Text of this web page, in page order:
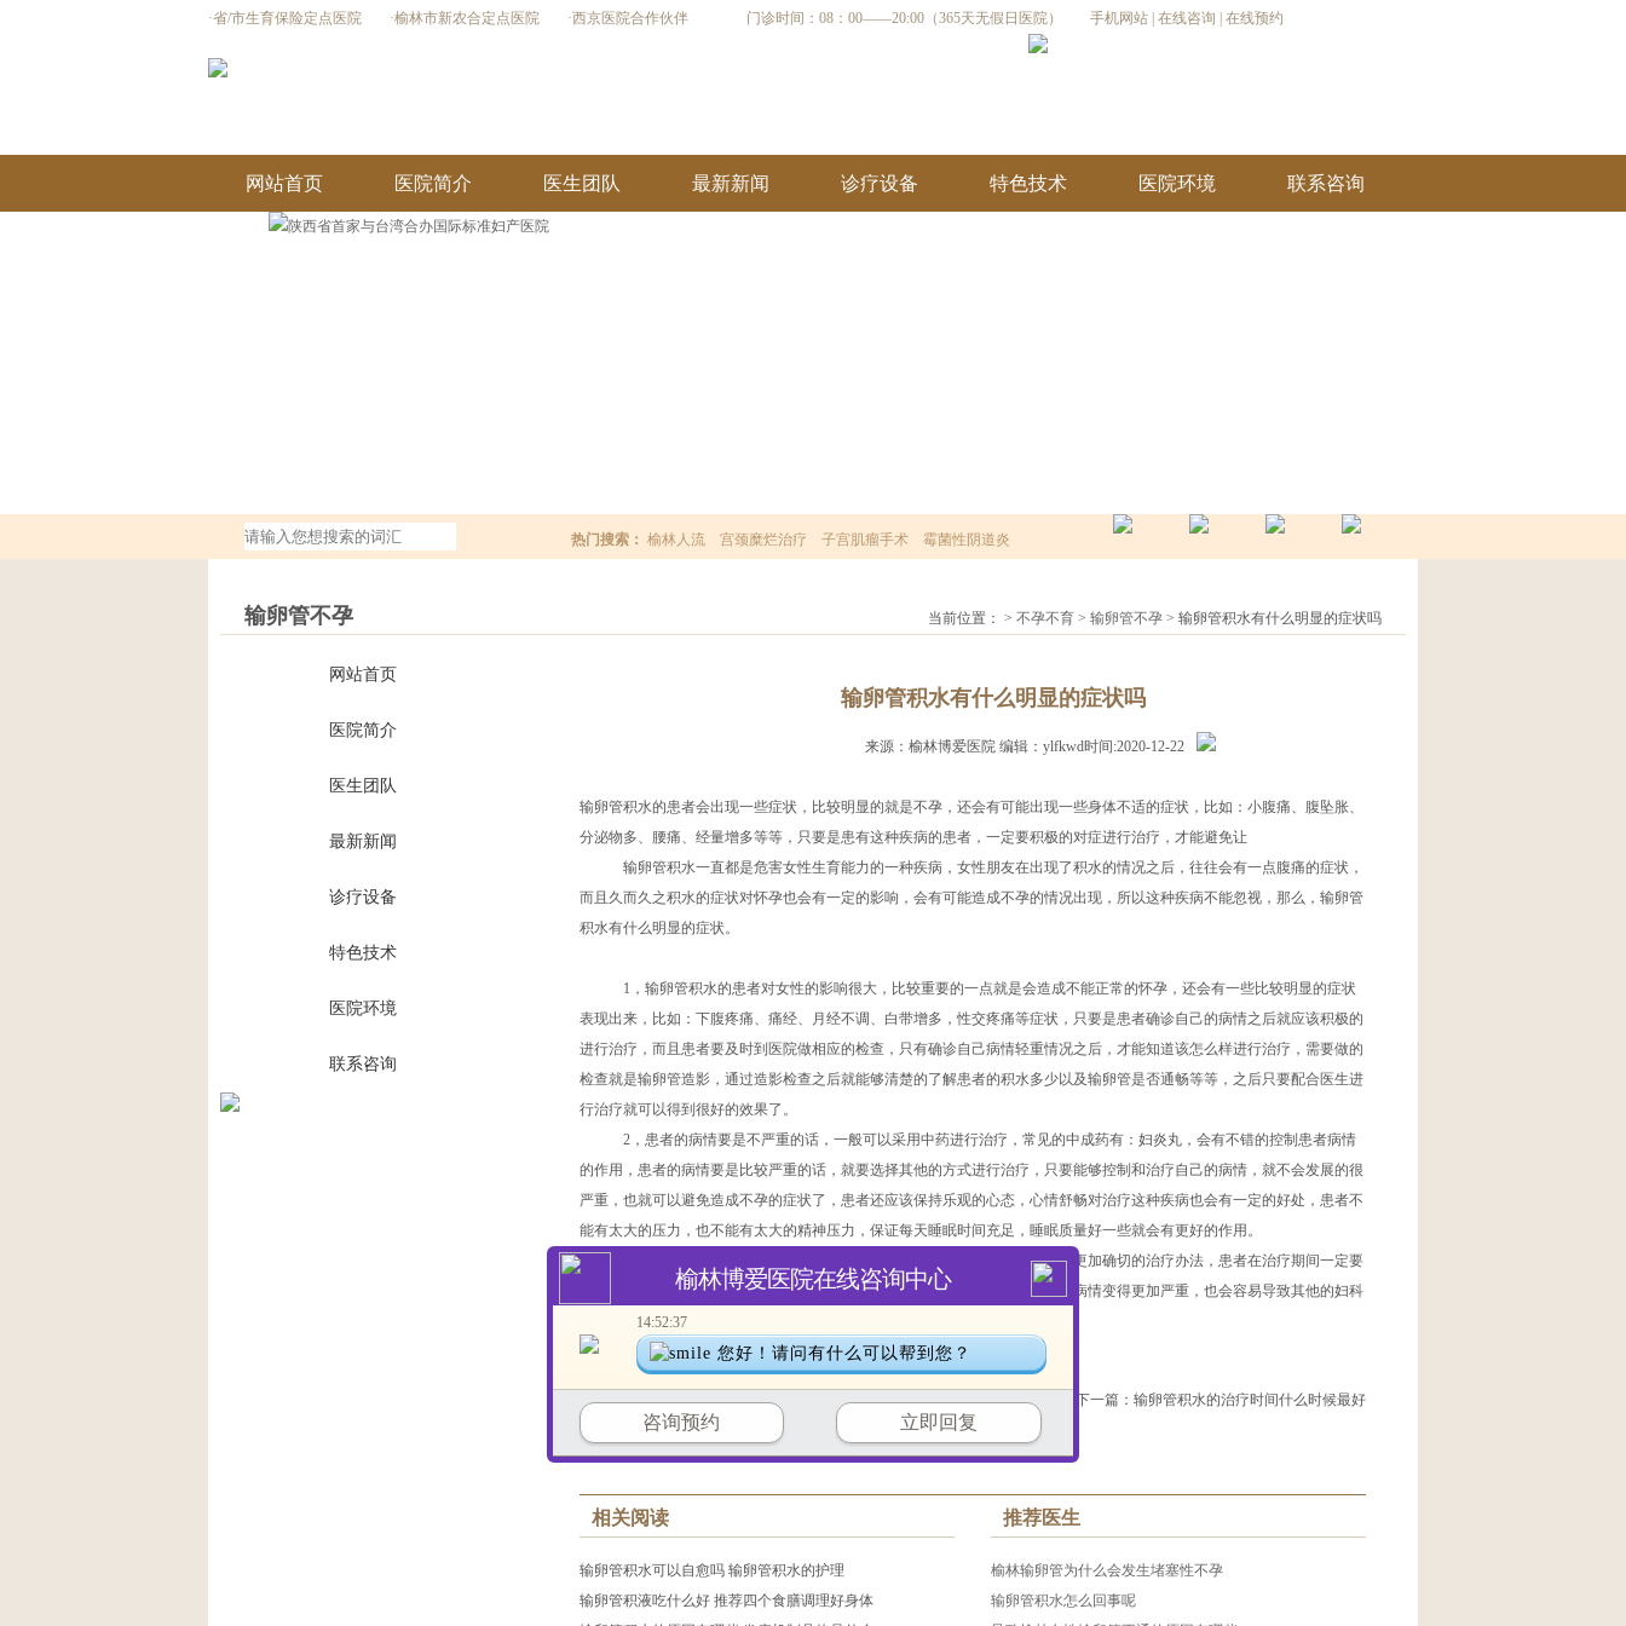
·省/市生育保险定点医院 ·榆林市新农合定点医院 ·西京医院合作伙伴 门诊时间：08：00——20:00（365天无假日医院） 手机网站 在线咨询 在线预约
网站首页 医院简介 医生团队 最新新闻 诊疗设备 特色技术 医院环境 联系咨询
热门搜索： 榆林人流 宫颈糜烂治疗 子宫肌瘤手术 霉菌性阴道炎
输卵管不孕 当前位置： > 不孕不育 > 输卵管不孕 > 输卵管积水有什么明显的症状吗
网站首页
医院简介
医生团队
最新新闻
诊疗设备
特色技术
医院环境
联系咨询
输卵管积水有什么明显的症状吗
来源：榆林博爱医院 编辑：ylfkwd时间:2020-12-22
输卵管积水的患者会出现一些症状，比较明显的就是不孕，还会有可能出现一些身体不适的症状，比如：小腹痛、腹坠胀、
分泌物多、腰痛、经量增多等等，只要是患有这种疾病的患者，一定要积极的对症进行治疗，才能避免让
输卵管积水一直都是危害女性生育能力的一种疾病，女性朋友在出现了积水的情况之后，往往会有一点腹痛的症状，
而且久而久之积水的症状对怀孕也会有一定的影响，会有可能造成不孕的情况出现，所以这种疾病不能忽视，那么，输卵管
积水有什么明显的症状。
1，输卵管积水的患者对女性的影响很大，比较重要的一点就是会造成不能正常的怀孕，还会有一些比较明显的症状
表现出来，比如：下腹疼痛、痛经、月经不调、白带增多，性交疼痛等症状，只要是患者确诊自己的病情之后就应该积极的
进行治疗，而且患者要及时到医院做相应的检查，只有确诊自己病情轻重情况之后，才能知道该怎么样进行治疗，需要做的
检查就是输卵管造影，通过造影检查之后就能够清楚的了解患者的积水多少以及输卵管是否通畅等等，之后只要配合医生进
行治疗就可以得到很好的效果了。
2，患者的病情要是不严重的话，一般可以采用中药进行治疗，常见的中成药有：妇炎丸，会有不错的控制患者病情
的作用，患者的病情要是比较严重的话，就要选择其他的方式进行治疗，只要能够控制和治疗自己的病情，就不会发展的很
严重，也就可以避免造成不孕的症状了，患者还应该保持乐观的心态，心情舒畅对治疗这种疾病也会有一定的好处，患者不
能有太大的压力，也不能有太大的精神压力，保证每天睡眠时间充足，睡眠质量好一些就会有更好的作用。
最后，患有输卵管积水的患者不能盲目的治疗，一定要对症治疗才会有更加确切的治疗办法，患者在治疗期间一定要
避免频繁性生活，尤其是在月经期间的时候不能性交，不然会容易造成患者的病情变得更加严重，也会容易导致其他的妇科
疾病出现。
上一篇：输卵管积水的检查方法有哪些 下一篇： 输卵管积水的治疗时间什么时候最好
相关阅读
输卵管积水可以自愈吗 输卵管积水的护理
输卵管积液吃什么好 推荐四个食膳调理好身体
推荐医生
榆林输卵管为什么会发生堵塞性不孕
输卵管积水怎么回事呢
榆林博爱医院在线咨询中心
14:52:37
您好！请问有什么可以帮到您？
咨询预约 立即回复